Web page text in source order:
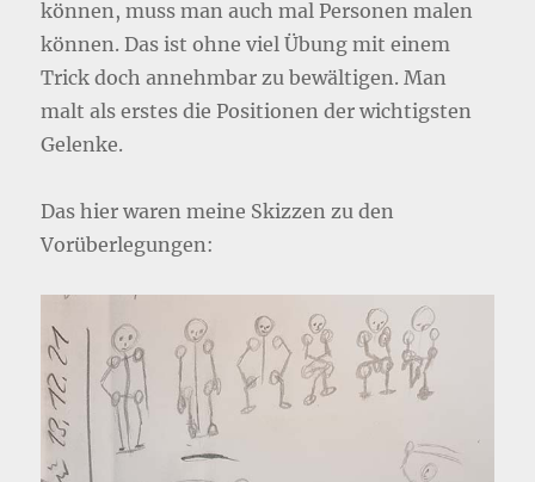
können, muss man auch mal Personen malen
können. Das ist ohne viel Übung mit einem
Trick doch annehmbar zu bewältigen. Man
malt als erstes die Positionen der wichtigsten
Gelenke.
Das hier waren meine Skizzen zu den
Vorüberlegungen: